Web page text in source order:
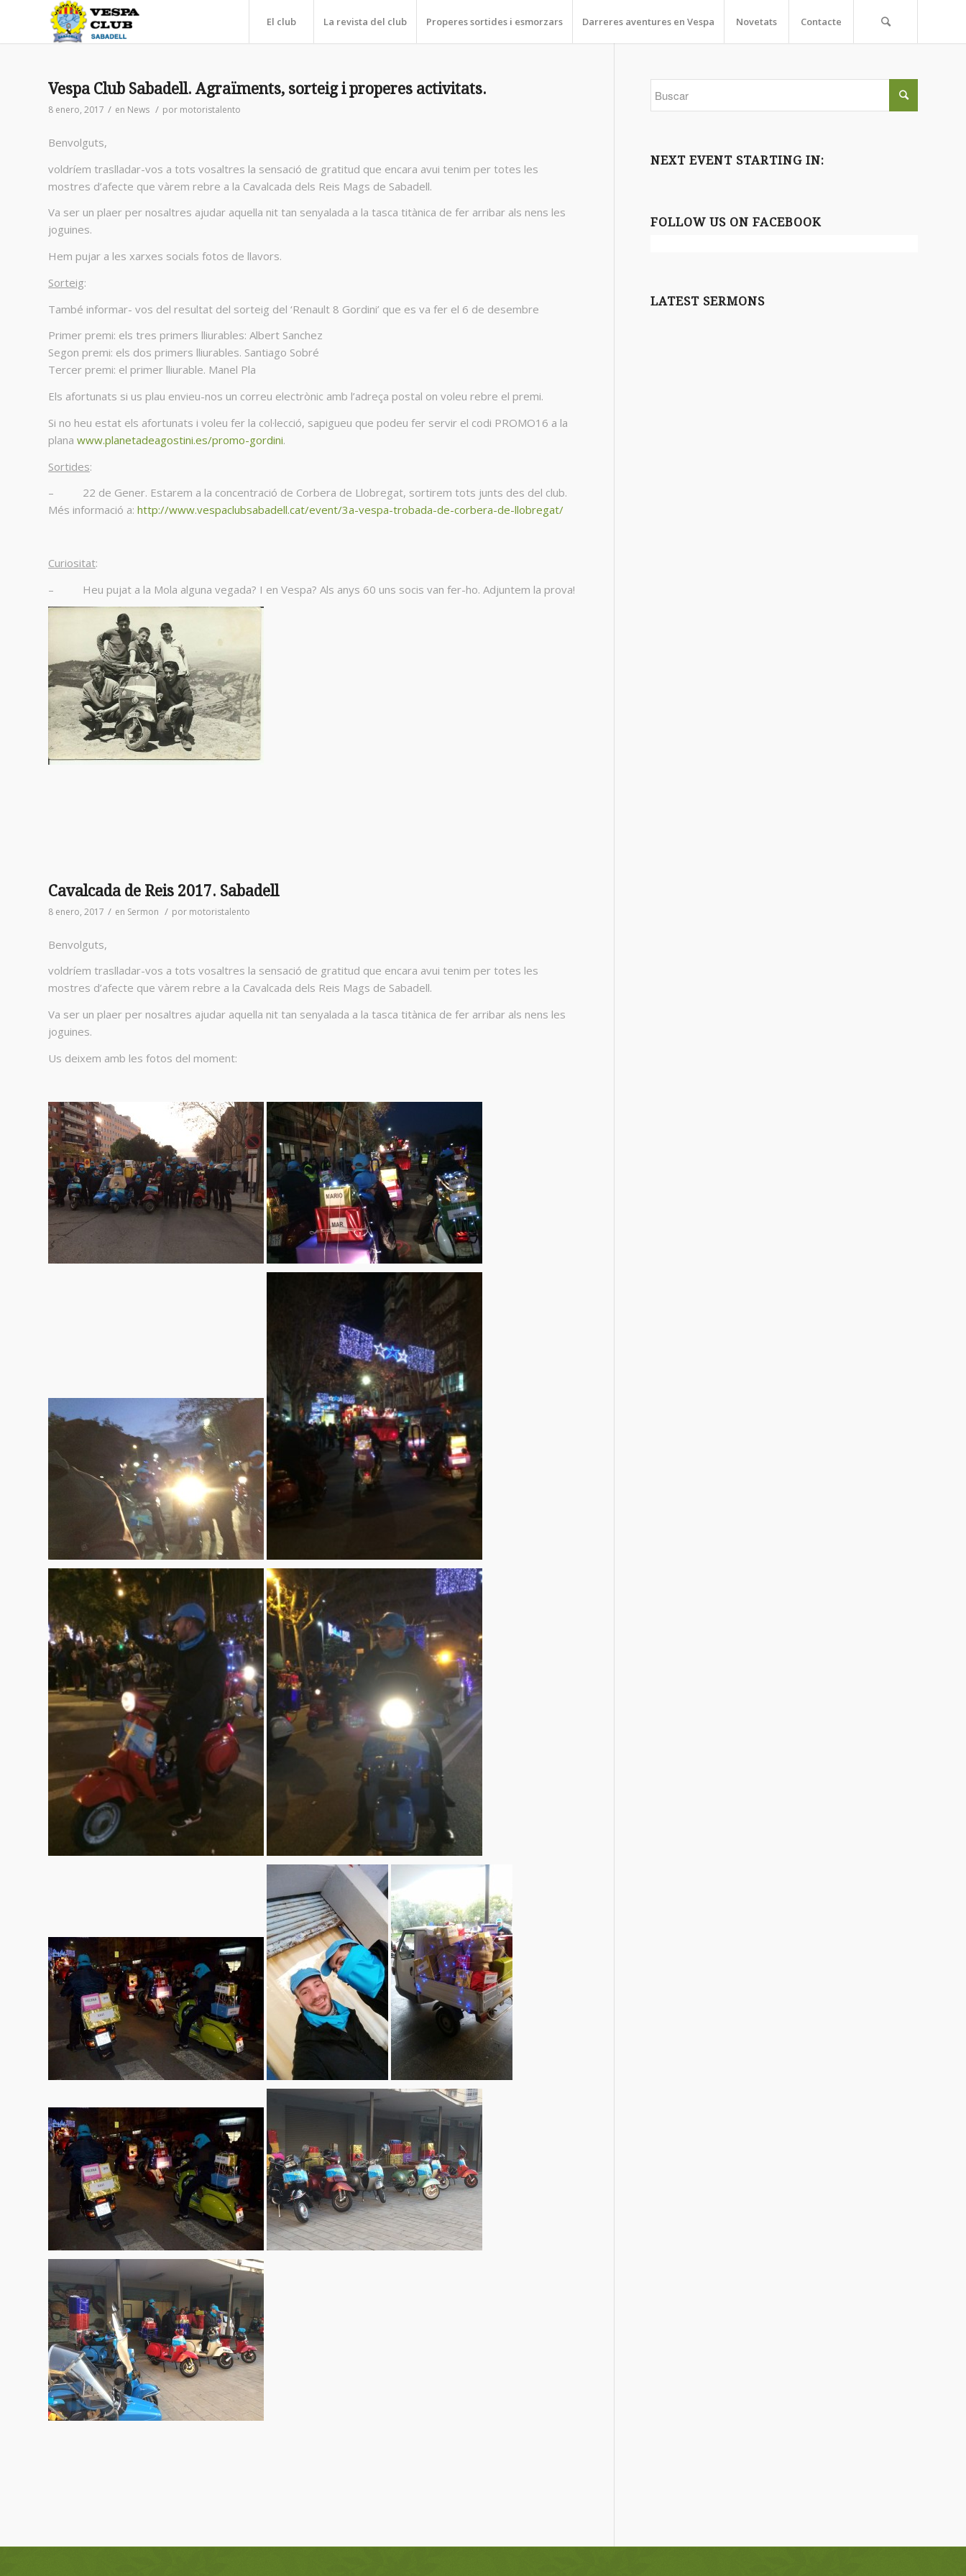
El club La revista del club Properes sortides i esmorzars Darreres aventures en Vespa Novetats Contacte
Vespa Club Sabadell. Agraïments, sorteig i properes activitats.
8 enero, 2017 / en News / por motoristalento
Benvolguts,
voldríem traslladar-vos a tots vosaltres la sensació de gratitud que encara avui tenim per totes les
mostres d’afecte que vàrem rebre a la Cavalcada dels Reis Mags de Sabadell.
Va ser un plaer per nosaltres ajudar aquella nit tan senyalada a la tasca titànica de fer arribar als nens les
joguines.
Hem pujar a les xarxes socials fotos de llavors.
Sorteig:
També informar- vos del resultat del sorteig del ‘Renault 8 Gordini’ que es va fer el 6 de desembre
Primer premi: els tres primers lliurables: Albert Sanchez
Segon premi: els dos primers lliurables. Santiago Sobré
Tercer premi: el primer lliurable. Manel Pla
Els afortunats si us plau envieu-nos un correu electrònic amb l’adreça postal on voleu rebre el premi.
Si no heu estat els afortunats i voleu fer la col·lecció, sapigueu que podeu fer servir el codi PROMO16 a la
plana www.planetadeagostini.es/promo-gordini.
Sortides:
– 22 de Gener. Estarem a la concentració de Corbera de Llobregat, sortirem tots junts des del club.
Més informació a: http://www.vespaclubsabadell.cat/event/3a-vespa-trobada-de-corbera-de-llobregat/
Curiositat:
– Heu pujat a la Mola alguna vegada? I en Vespa? Als anys 60 uns socis van fer-ho. Adjuntem la prova!
Cavalcada de Reis 2017. Sabadell
8 enero, 2017 / en Sermon / por motoristalento
Benvolguts,
voldríem traslladar-vos a tots vosaltres la sensació de gratitud que encara avui tenim per totes les
mostres d’afecte que vàrem rebre a la Cavalcada dels Reis Mags de Sabadell.
Va ser un plaer per nosaltres ajudar aquella nit tan senyalada a la tasca titànica de fer arribar als nens les
joguines.
Us deixem amb les fotos del moment:
NEXT EVENT STARTING IN:
FOLLOW US ON FACEBOOK
LATEST SERMONS